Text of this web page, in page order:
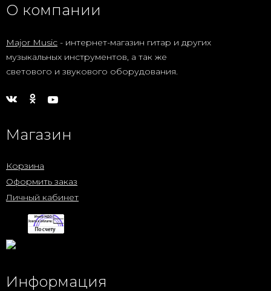
О компании
Major Music - интернет-магазин гитар и других
музыкальных инструментов, а так же
светового и звукового оборудования.
Магазин
Корзина
Оформить заказ
Личный кабинет
Информация